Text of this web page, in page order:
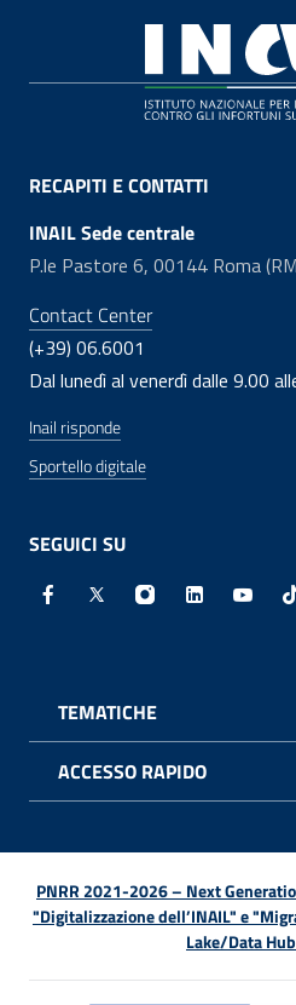
RECAPITI E CONTATTI
INAIL Sede centrale
P.le Pastore 6, 00144 Roma
Contact Center
(+39) 06.6001
Dal lunedì al venerdì dalle 9.00
Inail risponde
Sportello digitale
SEGUICI SU
Facebook - Sito esterno -
X - Sito esterno -
Instagram -
Linkedin -
TEMATICHE
ACCESSO RAPIDO
PNRR 2021-2026 – Next
"Digitalizzazione dell’INAIL" e
Lake/Data